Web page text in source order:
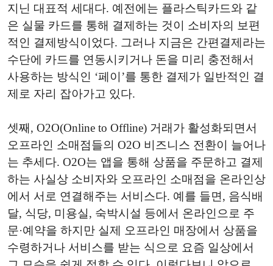
지닌 대표적 세대다. 예전에는 플라스틱카드와 같
은 실물 카드를 통해 결제하는 것이 소비자의 보편
적인 결제방식이었다. 그러나 지금은 간편결제라는
수단에 카드를 연동시키거나 돈을 미리 충전해서
사용하는 방식인 ‘페이’를 통한 결제가 일반적인 결
제로 자리 잡아가고 있다.
셋째, O2O(Online to Offline) 거래가 활성화되면서
오프라인 소매점들의 O2O 비즈니스 전환이 늘어나
는 추세다. O2O는 앱을 통해 상품을 주문하고 결제
하는 사실상 소비자와 오프라인 소매점을 온라인상
에서 서로 연결해주는 서비스다. 예를 들면, 음식배
달, 식당, 미용실, 숙박시설 등에서 온라인으로 주
문·예약을 하지만 실제 오프라인 매장에서 상품을
수령하거나 서비스를 받는 식으로 요즘 일상에서